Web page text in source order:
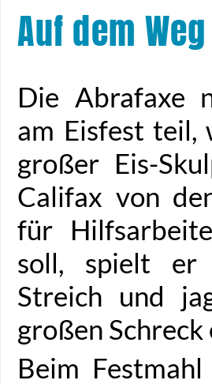
Auf dem
Die Abrafaxe
am Eisfest teil,
großer Eis-
Califax von
für
soll, spielt er
Streich und
großen Schreck
Beim